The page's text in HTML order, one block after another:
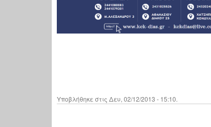
Υποβλήθηκε στις Δευ, 02/12/2013 - 15:10.